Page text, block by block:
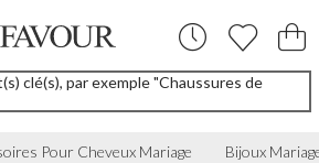
clé(s), par exemple "Chaussures de
Pour Cheveux Mariage Bijoux